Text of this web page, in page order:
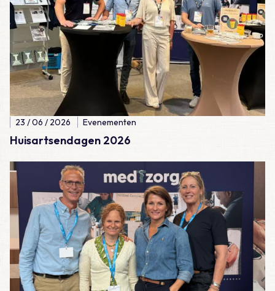
Huisartsendagen 2026
23 / 06 / 2026 Evenementen
Lees meer over Verenso congres 2026